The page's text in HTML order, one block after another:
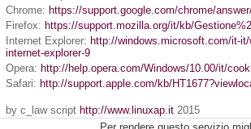
Chrome: https://support.google.com/chrome/
Firefox: https://support.mozilla.org/it/kb/
Internet Explorer: http://windows.microsoft.com/it-
internet-explorer-9
Opera: http://help.opera.com/Windows/10.00/it/
Safari: http://support.apple.com/kb/
by c_law script http://www.linuxap.it 2015